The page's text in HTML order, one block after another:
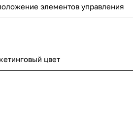
элементов управления
цвет